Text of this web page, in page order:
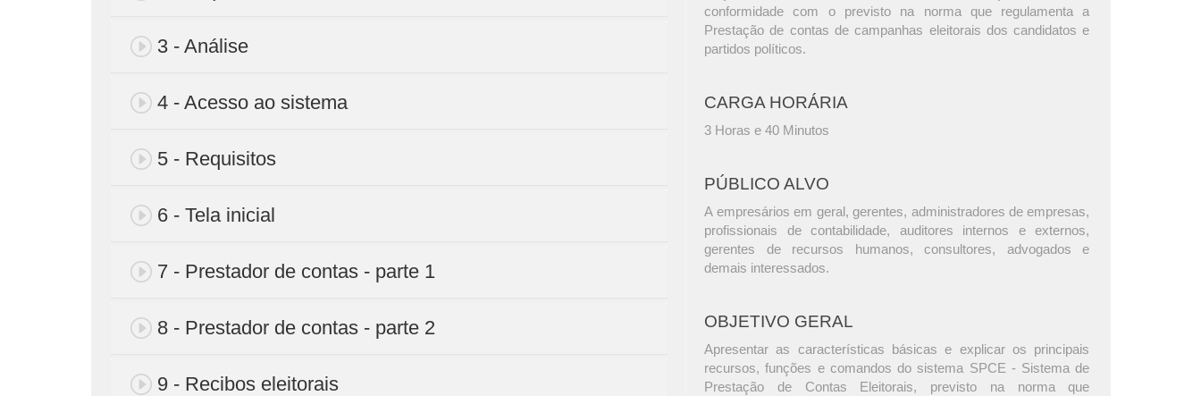
3 - Análise
4 - Acesso ao sistema
5 - Requisitos
6 - Tela inicial
7 - Prestador de contas - parte 1
8 - Prestador de contas - parte 2
9 - Recibos eleitorais
conformidade com o previsto na norma que regulamenta a
Prestação de contas de campanhas eleitorais dos candidatos e
partidos políticos.
CARGA HORÁRIA
3 Horas e 40 Minutos
PÚBLICO ALVO
A empresários em geral, gerentes, administradores de empresas,
profissionais de contabilidade, auditores internos e externos,
gerentes de recursos humanos, consultores, advogados e
demais interessados.
OBJETIVO GERAL
Apresentar as características básicas e explicar os principais
recursos, funções e comandos do sistema SPCE - Sistema de
Prestação de Contas Eleitorais, previsto na norma que